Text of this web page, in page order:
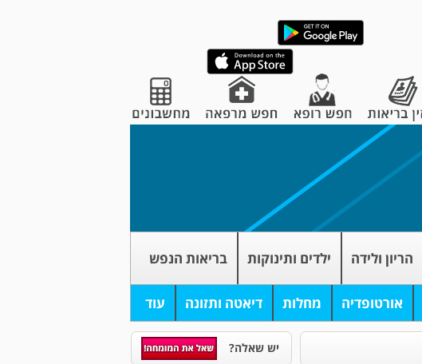
הריון ולידה ילדים ותינוקות בריאות הנפש
אורטופדיה מחלות דיאטה ותזונה עוד
יש שאלה?